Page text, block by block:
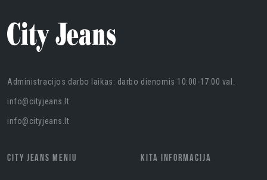
Administracijos darbo laikas: darbo dienomis 10:00-17:00 val.
info@cityjeans.lt
info@cityjeans.lt
CITY JEANS MENIU KITA INFORMACIJA